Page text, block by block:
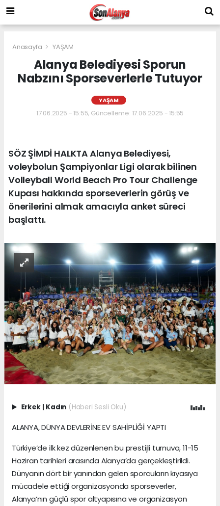
Anasayfa YAŞAM
Alanya Belediyesi Sporun
Nabzını Sporseverlerle Tutuyor
YAŞAM
17.06.2025 - 15:55, Güncelleme: 17.06.2025 - 15:55
SÖZ ŞİMDİ HALKTA Alanya Belediyesi,
voleybolun Şampiyonlar Ligi olarak bilinen
Volleyball World Beach Pro Tour Challenge
Kupası hakkında sporseverlerin görüş ve
önerilerini almak amacıyla anket süreci
başlattı.
Erkek Kadın (Haberi Sesli Oku)
ALANYA, DÜNYA DEVLERİNE EV SAHİPLİĞİ YAPTI
Türkiye’de ilk kez düzenlenen bu prestijli turnuva, 11-15
Haziran tarihleri arasında Alanya’da gerçekleştirildi.
Dünyanın dört bir yanından gelen sporcuların kıyasıya
mücadele ettiği organizasyonda sporseverler,
Alanya’nın güçlü spor altyapısına ve organizasyon